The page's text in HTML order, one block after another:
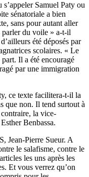
Samuel Paty ou
sénatoriale a bien
sans pour autant aller
parler du voile » a-t-il
été déposés par
scolaires. « Le
Il a été encouragé
par une immigration
ce texte facilitera-t-il la
que non. Il tend surtout à
la vice-
Benbassa.
Jean-Pierre Sueur. A
le salafisme, contre le
les uns après les
Et vous verrez qu’on